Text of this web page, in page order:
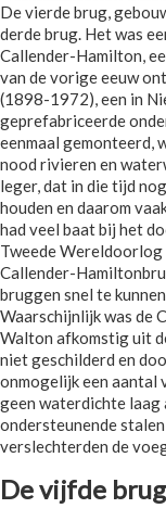
De vierde brug,
derde brug. Het was
Callender-Hamilton,
van de vorige eeuw
(1898-1972), een in
geprefabriceerde
eenmaal gemonteerd,
nood rivieren en
leger, dat in die tijd
houden en daarom
had veel baat bij het
Tweede
Callender-
bruggen snel te
Waarschijnlijk was de
Walton afkomstig uit
niet geschilderd en
onmogelijk een aantal
geen waterdichte laag
ondersteunende
verslechterden de
De vijfde